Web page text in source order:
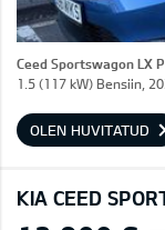
Ceed Sportswagon LX
1.5 (117 kW) Bensiin,
OLEN HUVITATUD
KIA CEED